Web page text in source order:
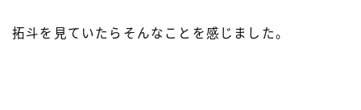
拓斗を見ていたらそんなことを感じました。